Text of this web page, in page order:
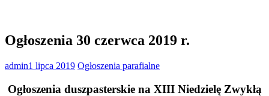
Ogłoszenia 30 czerwca 2019 r.
admin1 lipca 2019 Ogłoszenia parafialne
Ogłoszenia duszpasterskie na XIII Niedzielę Zwykłą